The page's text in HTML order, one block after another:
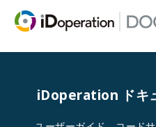
iDoperation ドキ